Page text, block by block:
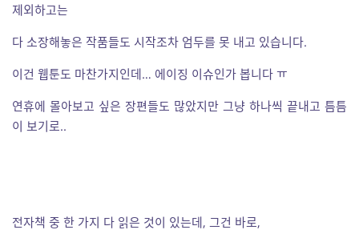
제외하고는
다 소장해놓은 작품들도 시작조차 엄두를 못 내고 있습니다.
이건 웹툰도 마찬가지인데… 에이징 이슈인가 봅니다 ㅠ
연휴에 몰아보고 싶은 장편들도 많았지만 그냥 하나씩 끝내고 틈틈
이 보기로..
전자책 중 한 가지 다 읽은 것이 있는데, 그건 바로,